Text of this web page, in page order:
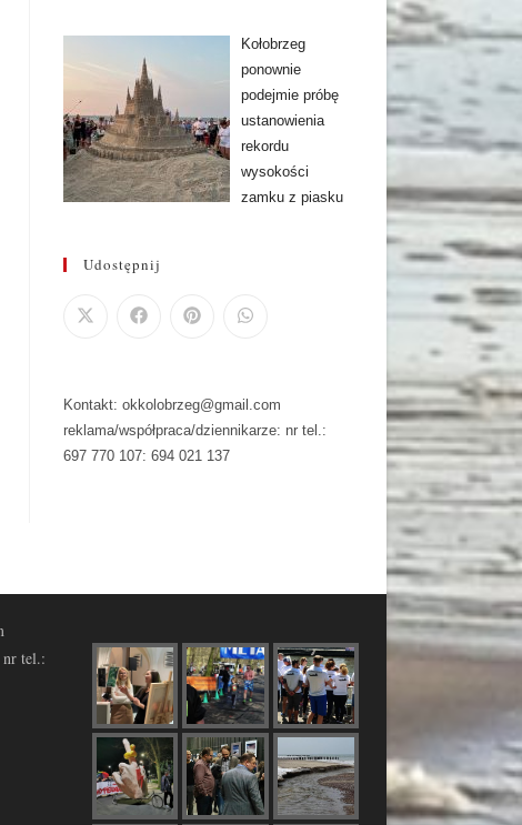
Kołobrzeg
ponownie
podejmie próbę
ustanowienia
rekordu
wysokości
zamku z piasku
Udostępnij
Kontakt: okkolobrzeg@gmail.com
reklama/współpraca/dziennikarze: nr tel.:
697 770 107: 694 021 137
nr tel.: